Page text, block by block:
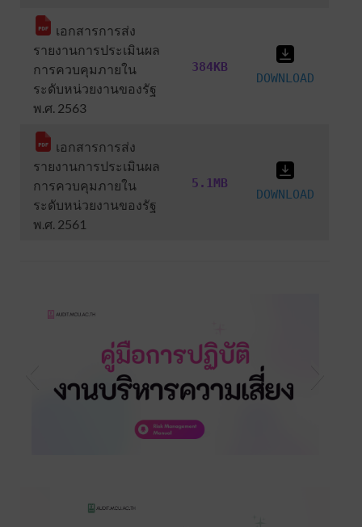
เอกสารการส่ง
รายงานการประเมินผล
การควบคุมภายใน
ระดับหน่วยงานของรัฐ
พ.ศ. 2563
384KB
DOWNLOAD
เอกสารการส่ง
รายงานการประเมินผล
การควบคุมภายใน
ระดับหน่วยงานของรัฐ
พ.ศ. 2561
5.1MB
DOWNLOAD